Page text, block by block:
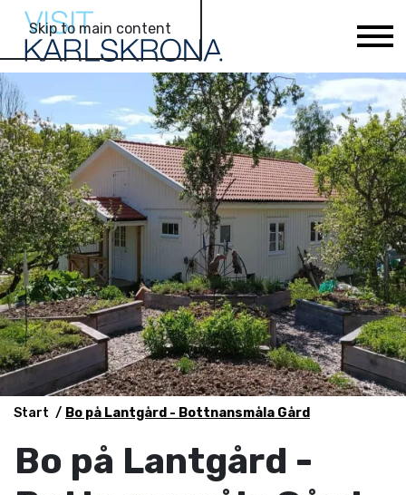
Skip to main content
Start Bo på Lantgård - Bottnansmåla Gård
Bo på Lantgård -